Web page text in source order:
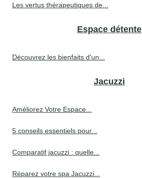
Les vertus thérapeutiques de...
Espace détente
Découvrez les bienfaits d'un...
Jacuzzi
Améliorez Votre Espace...
5 conseils essentiels pour...
Comparatif jacuzzi : quelle...
Réparez votre spa Jacuzzi...